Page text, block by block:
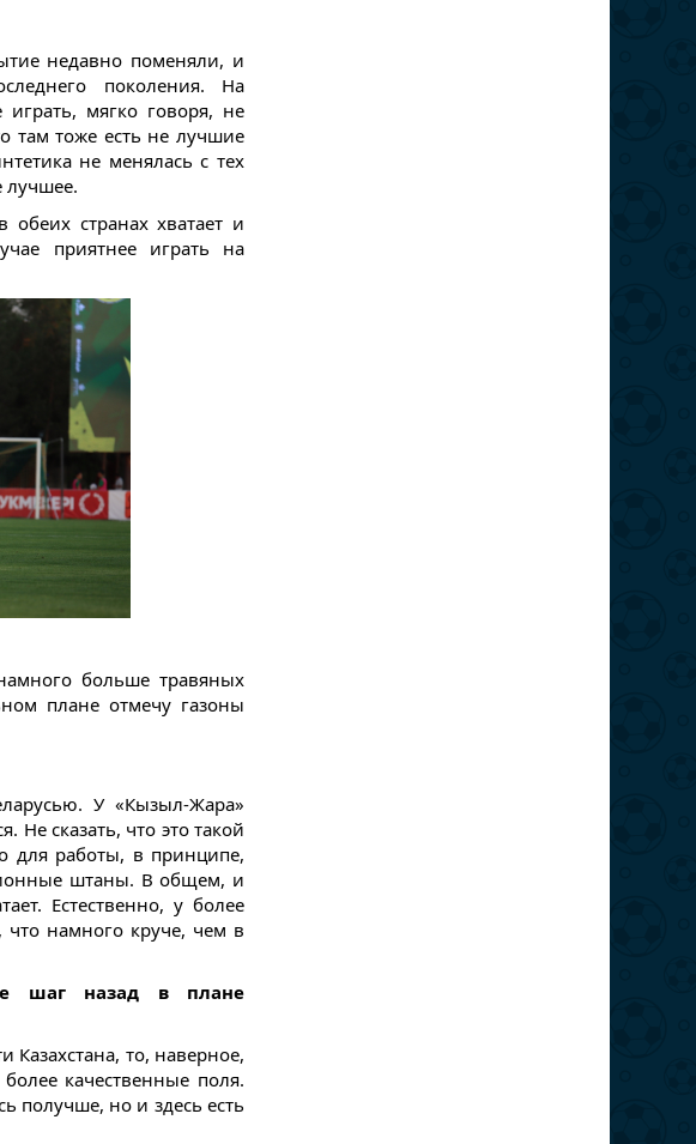
недавно поменяли, и
поколения. На
играть, мягко говоря, не
там тоже есть не лучшие
не менялась с тех
лучшее.
странах хватает и
приятнее играть на
больше травяных
плане отмечу газоны
У «Кызыл-Жара»
Не сказать, что это такой
для работы, в принципе,
штаны. В общем, и
Естественно, у более
что намного круче, чем в
шаг назад в плане
Казахстана, то, наверное,
качественные поля.
получше, но и здесь есть